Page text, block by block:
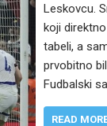
Leskovcu.
koji
tabeli, a
prvobitno
Fudbalski
READ